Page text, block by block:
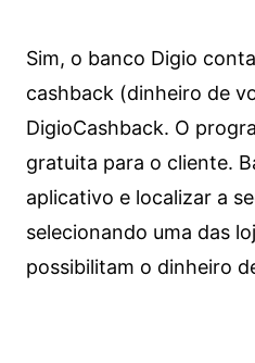
Sim, o banco Digio
cashback (dinheiro de
DigioCashback. O
gratuita para o cliente.
aplicativo e localizar a
selecionando uma das
possibilitam o dinheiro